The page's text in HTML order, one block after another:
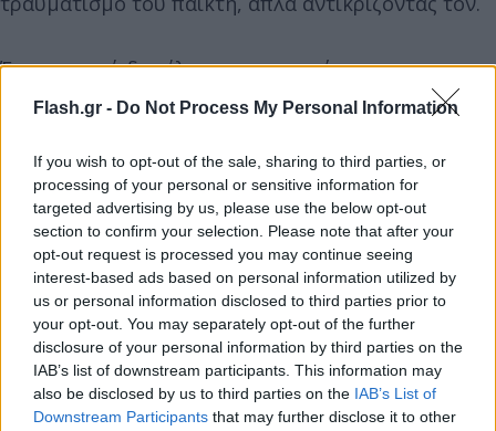
Flash.gr - Do Not Process My Personal Information
If you wish to opt-out of the sale, sharing to third parties, or
processing of your personal or sensitive information for
targeted advertising by us, please use the below opt-out
section to confirm your selection. Please note that after your
opt-out request is processed you may continue seeing
interest-based ads based on personal information utilized by
us or personal information disclosed to third parties prior to
your opt-out. You may separately opt-out of the further
disclosure of your personal information by third parties on the
IAB’s list of downstream participants. This information may
also be disclosed by us to third parties on the IAB’s List of
Downstream Participants that may further disclose it to other
Έπειτα αφού διετέλεσε προπονητής στην
αναπτυξιακή ομάδα, το 1959 ανέλαβε πόστου
αμέσως «έδεσε» με τις πρωτοποριακές μεθόδους
του νέου προπονητή της Λίβερπουλ,
δημιουργώντας ένα από τα καλύτερα δίδυμα στην
ιστορία του παγκόσμιου ποδοσφαίρου. Μαζί πήραν
μία ομάδα από την δεύτερη τη τάξει κατηγορία του
Αγγλικού ποδοσφαίρου και την οδήγησαν σε 3
πρωταθλήματα, 2 κύπελλα FA, 3 Charity shield και
ένα κύπελλο ΟΥΕΦΑ.